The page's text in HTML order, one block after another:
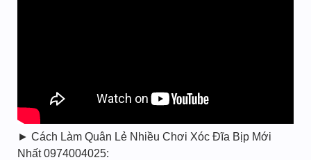
► Cách Làm Quân Lẻ Nhiều Chơi Xóc Đĩa Bịp Mới
Nhất 0974004025: